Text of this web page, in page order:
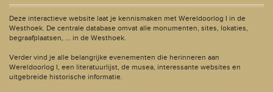
Deze interactieve website laat je kennismaken met Wereldoorlog I in de
Westhoek. De centrale database omvat alle monumenten, sites, lokaties,
begraafplaatsen, ... in de Westhoek.
Verder vind je alle belangrijke evenementen die herinneren aan
Wereldoorlog I, een literatuurlijst, de musea, interessante websites en
uitgebreide historische informatie.